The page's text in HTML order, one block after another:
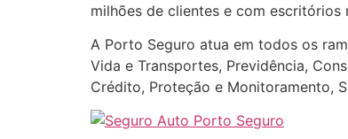
milhões de clientes e com escritórios
A Porto Seguro atua em todos os
Vida e Transportes, Previdência,
Crédito, Proteção e Monitoramento,